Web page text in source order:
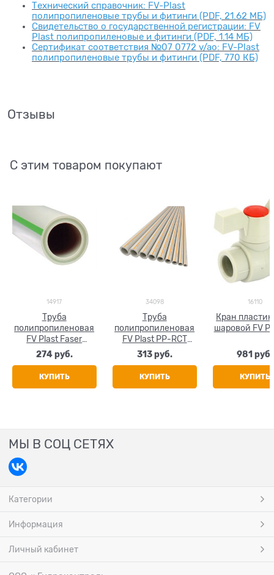
Технический справочник: FV-Plast
полипропиленовые трубы и фитинги (PDF, 21.62 МБ)
Свидетельство о государственной регистрации: FV
Plast полипропиленовые и фитинги (PDF, 1.14 МБ)
Сертификат соответствия №07 0772 v/ao: FV-Plast
полипропиленовые трубы и фитинги (PDF, 770 КБ)
Отзывы
С этим товаром покупают
14917
Труба
полипропиленовая
FV Plast Faser
(стекловолокно)
25x4.2
274 руб.
КУПИТЬ
34098
Труба
полипропиленовая
FV Plast PP-RCT
FASER HOT
(стекловолокно)
25x3.5
313 руб.
КУПИТЬ
16110
Кран
шаровой FV
981 руб.
КУПИТЬ
МЫ В СОЦ СЕТЯХ
Категории
Информация
Личный кабинет